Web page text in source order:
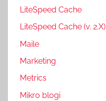
LiteSpeed Cache
LiteSpeed Cache (v. 2.X)
Maile
Marketing
Metrics
Mikro blogi